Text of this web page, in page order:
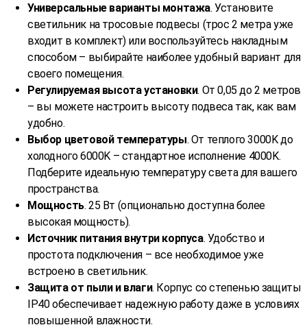
Универсальные варианты монтажа. Установите
светильник на тросовые подвесы (трос 2 метра уже
входит в комплект) или воспользуйтесь накладным
способом – выбирайте наиболее удобный вариант для
своего помещения.
Регулируемая высота установки. От 0,05 до 2 метров
– вы можете настроить высоту подвеса так, как вам
удобно.
Выбор цветовой температуры. От теплого 3000K до
холодного 6000K – стандартное исполнение 4000K.
Подберите идеальную температуру света для вашего
пространства.
Мощность. 25 Вт (опционально доступна более
высокая мощность).
Источник питания внутри корпуса. Удобство и
простота подключения – все необходимое уже
встроено в светильник.
Защита от пыли и влаги. Корпус со степенью защиты
IP40 обеспечивает надежную работу даже в условиях
повышенной влажности.